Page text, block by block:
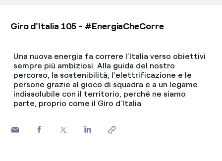
Giro d'Italia 105 - #EnergiaCheCorre
Una nuova energia fa correre l’Italia verso obiettivi
sempre più ambiziosi. Alla guida del nostro
percorso, la sostenibilità, l’elettrificazione e le
persone grazie al gioco di squadra e a un legame
indissolubile con il territorio, perché ne siamo
parte, proprio come il Giro d’Italia